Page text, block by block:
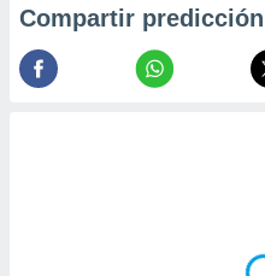
Compartir predicción